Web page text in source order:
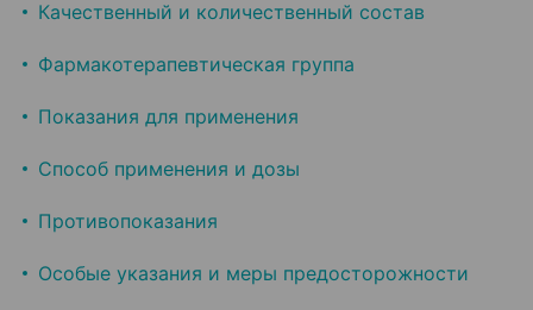
Качественный и количественный состав
Фармакотерапевтическая группа
Показания для применения
Способ применения и дозы
Противопоказания
Особые указания и меры предосторожности